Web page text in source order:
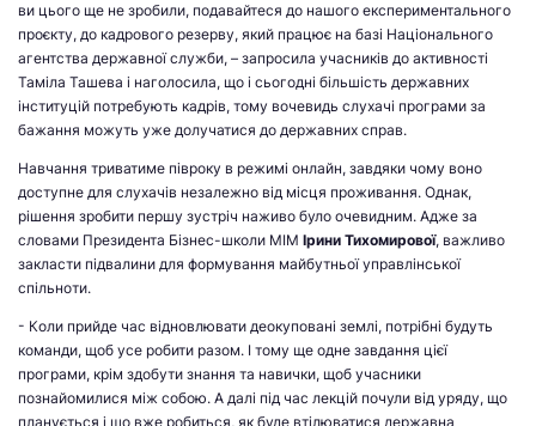
ви цього ще не зробили, подавайтеся до нашого експериментального
проєкту, до кадрового резерву, який працює на базі Національного
агентства державної служби, – запросила учасників до активності
Таміла Ташева і наголосила, що і сьогодні більшість державних
інституцій потребують кадрів, тому вочевидь слухачі програми за
бажання можуть уже долучатися до державних справ.
Навчання триватиме півроку в режимі онлайн, завдяки чому воно
доступне для слухачів незалежно від місця проживання. Однак,
рішення зробити першу зустріч наживо було очевидним. Адже за
словами Президента Бізнес-школи МІМ Ірини Тихомирової, важливо
закласти підвалини для формування майбутньої управлінської
спільноти.
- Коли прийде час відновлювати деокуповані землі, потрібні будуть
команди, щоб усе робити разом. І тому ще одне завдання цієї
програми, крім здобути знання та навички, щоб учасники
познайомилися між собою. А далі під час лекцій почули від уряду, що
планується і що вже робиться, як буде втілюватися державна